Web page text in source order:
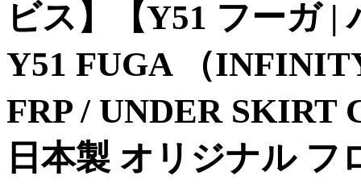
ビス】【Y51 フーガ |
Y51 FUGA （
FRP / UNDER SKIRT
日本製 オリジナル